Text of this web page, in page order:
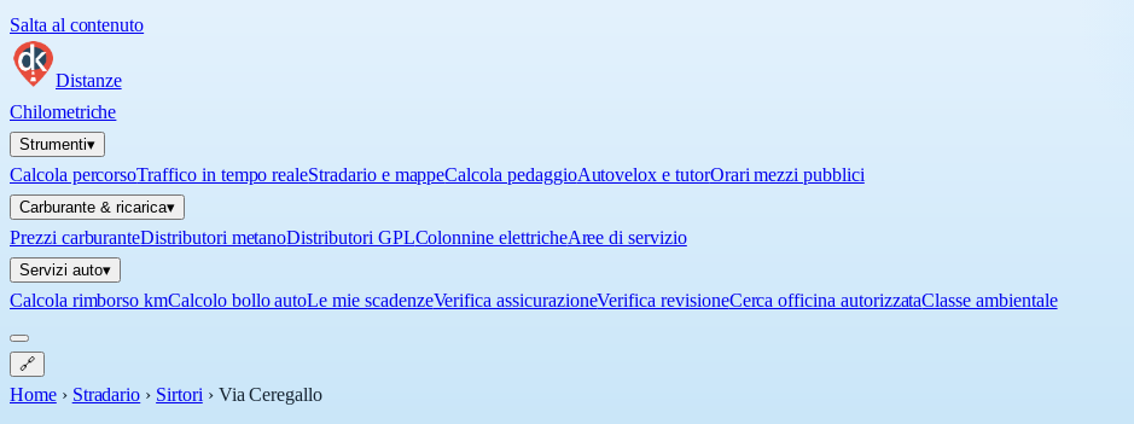
Salta al contenuto
Distanze
Chilometriche
Strumenti▾
Calcola percorsoTraffico in tempo realeStradario e mappeCalcola pedaggioAutovelox e tutorOrari mezzi pubblici
Carburante & ricarica▾
Prezzi carburanteDistributori metanoDistributori GPLColonnine elettricheAree di servizio
Servizi auto▾
Calcola rimborso kmCalcolo bollo autoLe mie scadenzeVerifica assicurazioneVerifica revisioneCerca officina autorizzataClasse ambientale
🔗
Home › Stradario › Sirtori › Via Ceregallo